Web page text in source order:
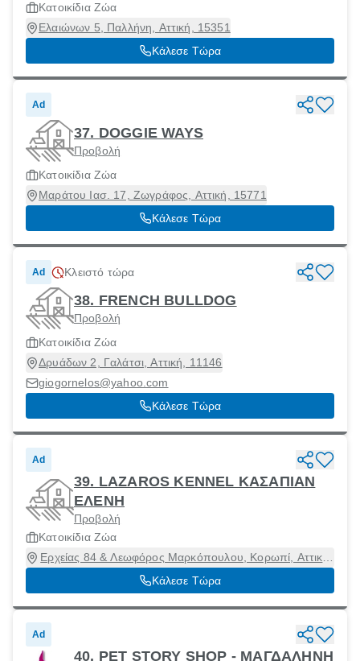
Κατοικίδια Ζώα
Ελαιώνων 5, Παλλήνη, Αττική, 15351
Κάλεσε Τώρα
Ad
37. DOGGIE WAYS
Προβολή
Κατοικίδια Ζώα
Μαράτου Ιασ. 17, Ζωγράφος, Αττική, 15771
Κάλεσε Τώρα
Ad Κλειστό τώρα
38. FRENCH BULLDOG
Προβολή
Κατοικίδια Ζώα
Δρυάδων 2, Γαλάτσι, Αττική, 11146
giogornelos@yahoo.com
Κάλεσε Τώρα
Ad
39. LAZAROS KENNEL ΚΑΣΑΠΙΑΝ
ΕΛΕΝΗ
Προβολή
Κατοικίδια Ζώα
Ερχείας 84 & Λεωφόρος Μαρκόπουλου, Κορωπί, Αττική,
19400
Κάλεσε Τώρα
Ad
40. PET STORY SHOP - ΜΑΓΔΑΛΗΝΗ